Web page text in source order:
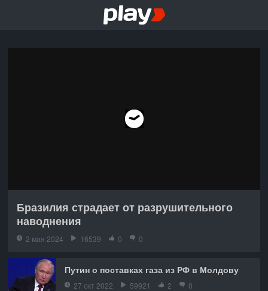
Бразилия страдает от разрушительного
наводнения
2 мая 2024 16539 0 0
Путин о поставках газа из РФ в Молдову
27 окт 2022 59921 2 0